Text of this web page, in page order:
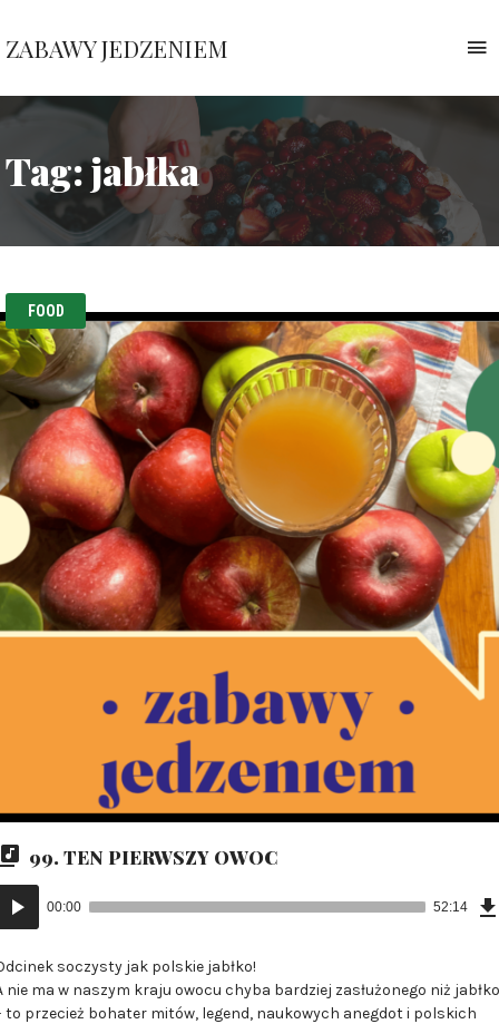
ZABAWY JEDZENIEM
Nawrockiej
Tag:jabłka
FOOD
99. TEN PIERWSZY OWOC
00:00 52:14
soczysty jak polskie jabłko!
nie ma w naszym kraju owocu chyba bardziej zasłużonego niż jabłko
to przecież bohater mitów, legend, naukowych anegdot i polskich